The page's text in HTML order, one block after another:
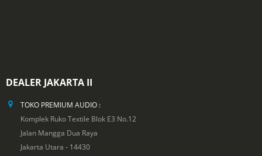
DEALER JAKARTA II
TOKO PREMIUM AUDIO :
Komplek Ruko Textile Blok E3 No.12
Jalan Mangga Dua Raya
Jakarta Utara - 14430